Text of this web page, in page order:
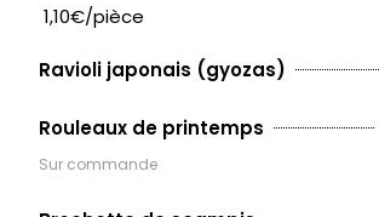
1,10€/pièce
Ravioli japonais (gyozas)
Rouleaux de printemps
Sur commande